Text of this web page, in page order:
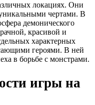
локациях. Они
чертами. В
демонического
красивой и
характерных
героями. В ней
в борьбе с монстрами.
игры на